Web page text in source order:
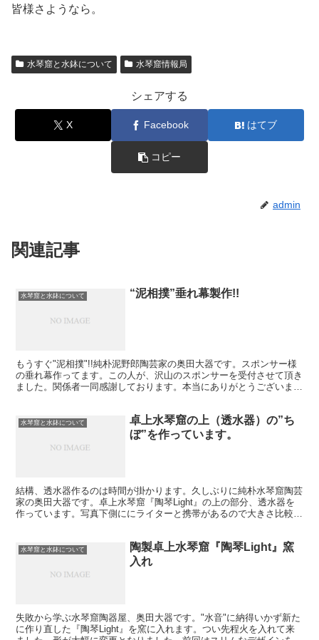
皆様さようなら。
水琴窟と水鉢について 水琴窟情報局
シェアする
X Facebook はてブ
コピー
admin
関連記事
水琴窟と水鉢について “泥相撲”垂れ幕製作!!
もうすぐ"泥相撲"!!純朴泥野郎陶芸家の奥田大器です。スポンサー様
の垂れ幕作ってます。この人が、沢山のスポンサーを受付させて頂き
ました。関係者一同感謝しております。本当にありがとうございま
水琴窟と水鉢について
卓上水琴窟の上（透水器）の”ち
ぼ”を作っています。
結構、透水器作るのは時間が掛かります。久しぶりに純朴水琴窟陶芸
家の奥田大器です。卓上水琴窟『陶琴Light』の上の部分、透水器を
作っています。写真下側ににライターと携帯があるので大きさ比較し
水琴窟と水鉢について
陶製卓上水琴窟『陶琴Light』窯
入れ
失敗から学ぶ水琴窟陶器屋、奥田大器です。"水音"に納得いかず新た
に作り直した『陶琴Light』を窯に入れます。つい先程火を入れて来